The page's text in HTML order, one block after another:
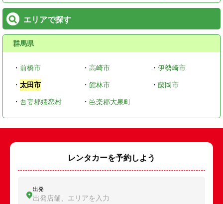
エリアで探す
群馬県
・ 前橋市 ・ 高崎市 ・伊勢崎市
・ 太田市 ・ 館林市 ・藤岡市
・ 吾妻郡嬬恋村 ・ 邑楽郡大泉町
レンタカーを予約しよう
出発
出発店舗、エリアを入力